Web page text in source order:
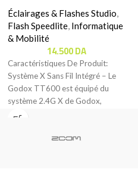
Éclairages & Flashes Studio,
Flash Speedlite, Informatique
& Mobilité
14.500DA
Caractéristiques De Produit:
Système X Sans Fil Intégré – Le
Godox TT600 est équipé du
système 2.4G X de Godox,